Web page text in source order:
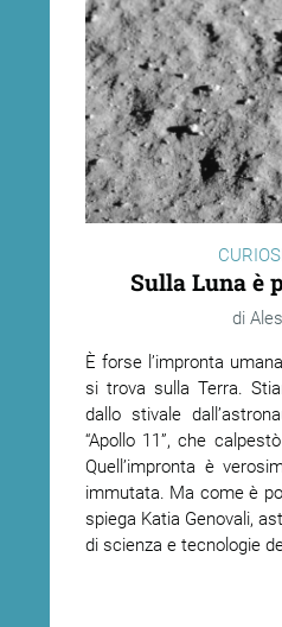
Sulla Luna è
È forse l’impronta
si trova sulla Terra.
dallo stivale
“Apollo 11”, che
Quell’impronta è
immutata. Ma come è
spiega Katia Genovali,
di scienza e tecnologie